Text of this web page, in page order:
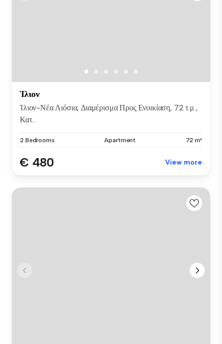
Ίλιον
Ίλιον-Νέα Λιόσια, Διαμέρισμα Προς Ενοικίαση, 72 τ.μ.,
Κατ...
2 Bedrooms Apartment 72 m²
€ 480 View more